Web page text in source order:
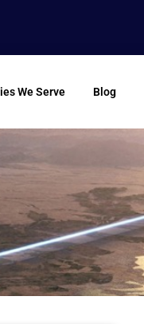
We Serve Blog